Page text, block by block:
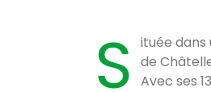
S
ituée
de
Avec ses